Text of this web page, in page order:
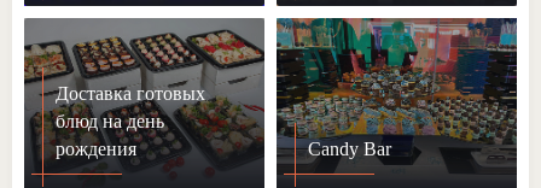
Доставка готовых
блюд на день
рождения
Candy Bar